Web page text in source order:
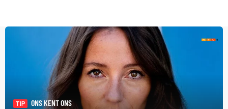
TIP
ONS KENT ONS